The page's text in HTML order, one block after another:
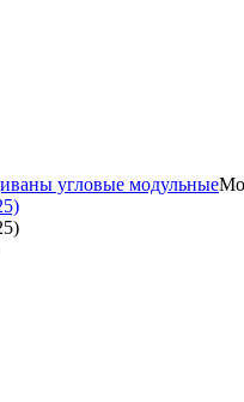
угловые модульные